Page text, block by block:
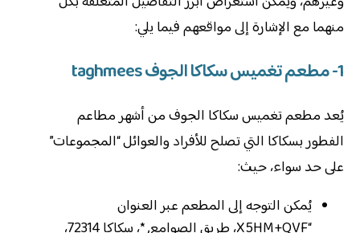
منهما مع الإشارة إلى مواقعهم فيما يلي:
1- مطعم تغميس سكاكا الجوف taghmees
يُعد مطعم تغميس سكاكا الجوف من أشهر مطاعم
الفطور بسكاكا التي تصلح للأفراد والعوائل “المجموعات”
على حد سواء، حيث:
يُمكن التوجه إلى المطعم عبر العنوان